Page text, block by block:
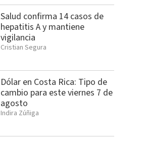
Salud confirma 14 casos de
hepatitis A y mantiene
vigilancia
Cristian Segura
Dólar en Costa Rica: Tipo de
cambio para este viernes 7 de
agosto
Indira Zúñiga